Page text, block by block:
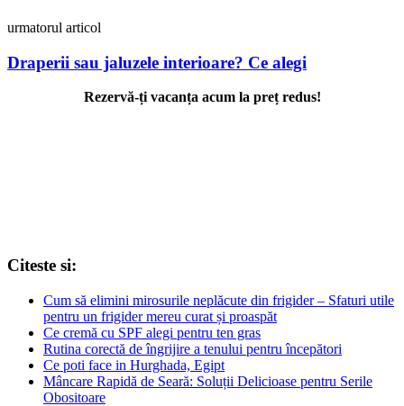
urmatorul articol
Draperii sau jaluzele interioare? Ce alegi
Rezervă-ți vacanța acum la preț redus!
Citeste si:
Cum să elimini mirosurile neplăcute din frigider – Sfaturi utile
pentru un frigider mereu curat și proaspăt
Ce cremă cu SPF alegi pentru ten gras
Rutina corectă de îngrijire a tenului pentru începători
Ce poti face in Hurghada, Egipt
Mâncare Rapidă de Seară: Soluții Delicioase pentru Serile
Obositoare